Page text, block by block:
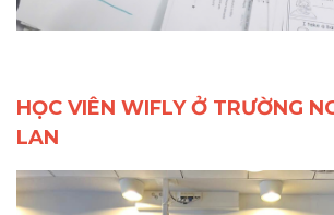
HỌC VIÊN WIFLY Ở TRƯỜNG
LAN